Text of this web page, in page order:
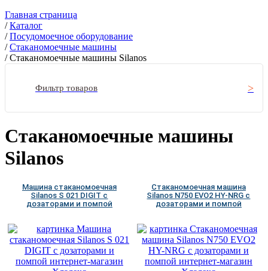
Главная страница
/Каталог
/Посудомоечное оборудование
/Стаканомоечные машины
/Стаканомоечные машины Silanos
Фильтр товаров
Стаканомоечные машины
Silanos
Машина стаканомоечная
Silanos S 021 DIGIT с
дозаторами и помпой
Стаканомоечная машина
Silanos N750 EVO2 HY-NRG с
дозаторами и помпой